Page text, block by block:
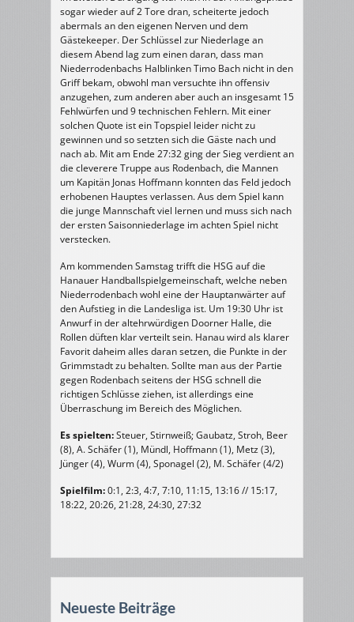
sogar wieder auf 2 Tore dran, scheiterte jedoch
abermals an den eigenen Nerven und dem
Gästekeeper. Der Schlüssel zur Niederlage an
diesem Abend lag zum einen daran, dass man
Niederrodenbachs Halblinken Timo Bach nicht in den
Griff bekam, obwohl man versuchte ihn offensiv
anzugehen, zum anderen aber auch an insgesamt 15
Fehlwürfen und 9 technischen Fehlern. Mit einer
solchen Quote ist ein Topspiel leider nicht zu
gewinnen und so setzten sich die Gäste nach und
nach ab. Mit am Ende 27:32 ging der Sieg verdient an
die cleverere Truppe aus Rodenbach, die Mannen
um Kapitän Jonas Hoffmann konnten das Feld jedoch
erhobenen Hauptes verlassen. Aus dem Spiel kann
die junge Mannschaft viel lernen und muss sich nach
der ersten Saisonniederlage im achten Spiel nicht
verstecken.
Am kommenden Samstag trifft die HSG auf die
Hanauer Handballspielgemeinschaft, welche neben
Niederrodenbach wohl eine der Hauptanwärter auf
den Aufstieg in die Landesliga ist. Um 19:30 Uhr ist
Anwurf in der altehrwürdigen Doorner Halle, die
Rollen düften klar verteilt sein. Hanau wird als klarer
Favorit daheim alles daran setzen, die Punkte in der
Grimmstadt zu behalten. Sollte man aus der Partie
gegen Rodenbach seitens der HSG schnell die
richtigen Schlüsse ziehen, ist allerdings eine
Überraschung im Bereich des Möglichen.
Es spielten:Steuer, Stirnweiß; Gaubatz, Stroh, Beer
(8), A. Schäfer (1), Mündl, Hoffmann (1), Metz (3),
Jünger (4), Wurm (4), Sponagel (2), M. Schäfer (4/2)
Spielfilm:0:1, 2:3, 4:7, 7:10, 11:15, 13:16 // 15:17,
18:22, 20:26, 21:28, 24:30, 27:32
Neueste Beiträge